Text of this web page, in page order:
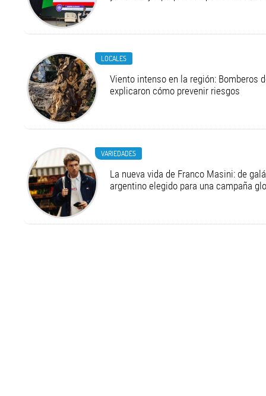
LOCALES
Viento intenso en la región: Bomberos
explicaron cómo prevenir riesgos
VARIEDADES
La nueva vida de Franco Masini: de
argentino elegido para una campaña